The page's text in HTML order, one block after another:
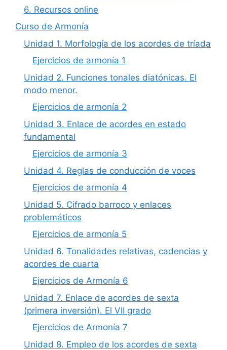
6. Recursos online
Curso de Armonía
Unidad 1. Morfología de los acordes de tríada
Ejercicios de armonía 1
Unidad 2. Funciones tonales diatónicas. El
modo menor.
Ejercicios de armonía 2
Unidad 3. Enlace de acordes en estado
fundamental
Ejercicios de armonía 3
Unidad 4. Reglas de conducción de voces
Ejercicios de armonía 4
Unidad 5. Cifrado barroco y enlaces
problemáticos
Ejercicios de armonía 5
Unidad 6. Tonalidades relativas, cadencias y
acordes de cuarta
Ejercicios de Armonía 6
Unidad 7. Enlace de acordes de sexta
(primera inversión). El VII grado
Ejercicios de Armonía 7
Unidad 8. Empleo de los acordes de sexta